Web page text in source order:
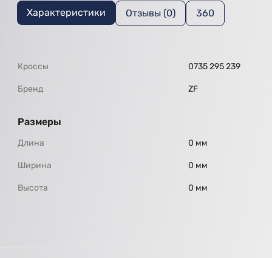
Характеристики Отзывы (0) 360
Кроссы 0735 295 239
Бренд ZF
Размеры
Длина 0 мм
Ширина 0 мм
Высота 0 мм